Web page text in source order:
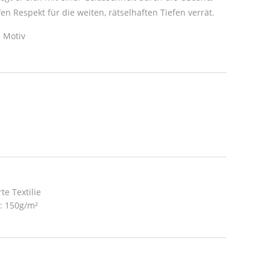
Respekt für die weiten, rätselhaften Tiefen verrät.
Motiv
Textilie
150g/m²